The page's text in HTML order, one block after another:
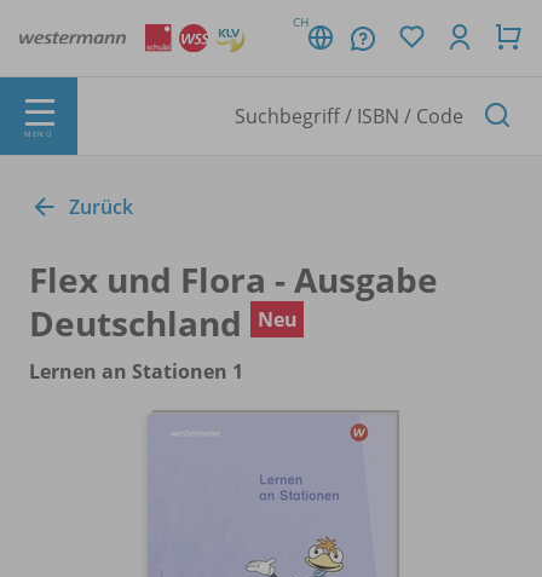
CH
MENÜ
Zurück
Flex und Flora - Ausgabe
Deutschland
Neu
Lernen an Stationen 1